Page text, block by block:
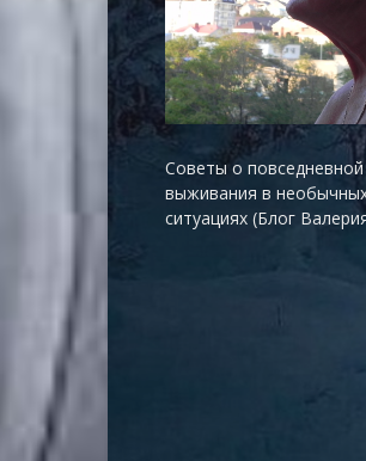
Советы о
выживания в
ситуациях (Блог